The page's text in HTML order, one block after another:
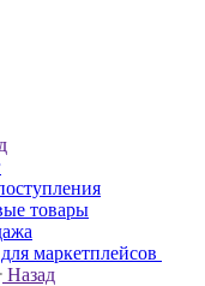
товары
маркетплейсов
Назад